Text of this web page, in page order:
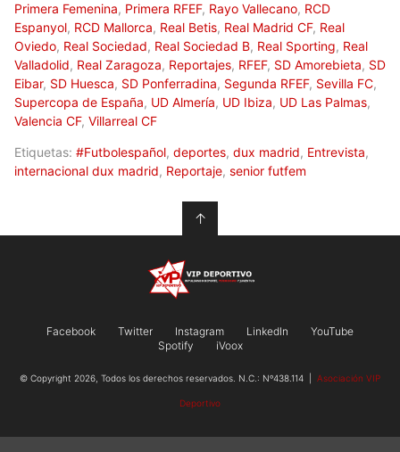
Primera Femenina, Primera RFEF, Rayo Vallecano, RCD
Espanyol, RCD Mallorca, Real Betis, Real Madrid CF, Real
Oviedo, Real Sociedad, Real Sociedad B, Real Sporting, Real
Valladolid, Real Zaragoza, Reportajes, RFEF, SD Amorebieta, SD
Eibar, SD Huesca, SD Ponferradina, Segunda RFEF, Sevilla FC,
Supercopa de España, UD Almería, UD Ibiza, UD Las Palmas,
Valencia CF, Villarreal CF
Etiquetas: #Futbolespañol, deportes, dux madrid, Entrevista,
internacional dux madrid, Reportaje, senior futfem
↑
Facebook Twitter Instagram LinkedIn
YouTube
Spotify
iVoox
© Copyright 2026, Todos los derechos reservados. N.C.: Nº438.114 | Asociación VIP
Deportivo